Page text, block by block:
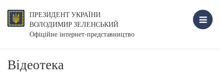
ПРЕЗИДЕНТ УКРАЇНИ
ВОЛОДИМИР ЗЕЛЕНСЬКИЙ
Офіційне інтернет-представництво
Відеотека